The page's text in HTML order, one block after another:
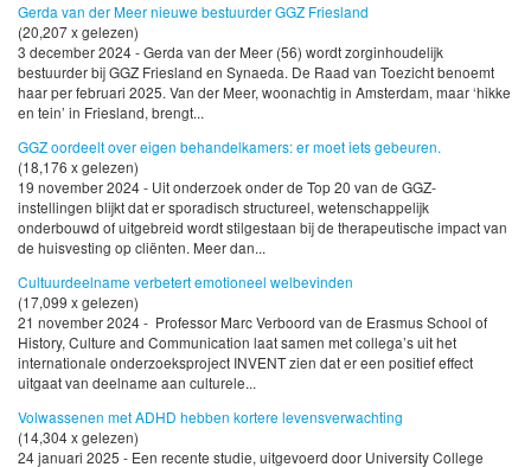
Gerda van der Meer nieuwe bestuurder GGZ Friesland
(20,207 x gelezen)
3 december 2024 - Gerda van der Meer (56) wordt zorginhoudelijk
bestuurder bij GGZ Friesland en Synaeda. De Raad van Toezicht benoemt
haar per februari 2025. Van der Meer, woonachtig in Amsterdam, maar ‘hikke
en tein’ in Friesland, brengt...
GGZ oordeelt over eigen behandelkamers: er moet iets gebeuren.
(18,176 x gelezen)
19 november 2024 - Uit onderzoek onder de Top 20 van de GGZ-
instellingen blijkt dat er sporadisch structureel, wetenschappelijk
onderbouwd of uitgebreid wordt stilgestaan bij de therapeutische impact van
de huisvesting op cliënten. Meer dan...
Cultuurdeelname verbetert emotioneel welbevinden
(17,099 x gelezen)
21 november 2024 - Professor Marc Verboord van de Erasmus School of
History, Culture and Communication laat samen met collega’s uit het
internationale onderzoeksproject INVENT zien dat er een positief effect
uitgaat van deelname aan culturele...
Volwassenen met ADHD hebben kortere levensverwachting
(14,304 x gelezen)
24 januari 2025 - Een recente studie, uitgevoerd door University College